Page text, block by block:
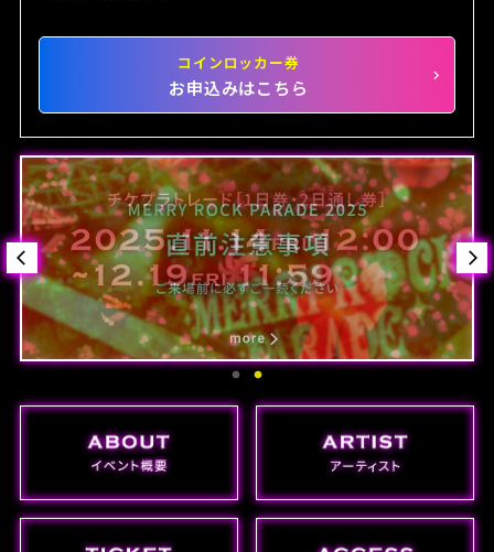
コインロッカー券
お申込みはこちら